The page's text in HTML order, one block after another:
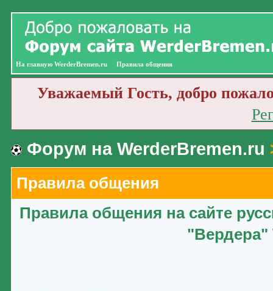
На главную WerderBremen.ru Правила общения
Уважаемый Гость, добро
Форум на WerderBremen.ru
Правила общения
Правила общения на сайте
"Вердера"